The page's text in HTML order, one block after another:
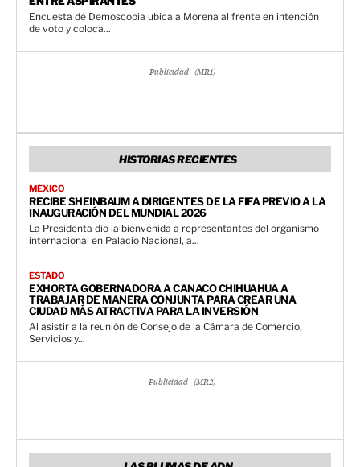
Encuesta de Demoscopia ubica a Morena al frente en intención
de voto y coloca...
- Publicidad - (MR1)
HISTORIAS RECIENTES
MÉXICO
RECIBE SHEINBAUM A DIRIGENTES DE LA FIFA PREVIO A LA
INAUGURACIÓN DEL MUNDIAL 2026
La Presidenta dio la bienvenida a representantes del organismo
internacional en Palacio Nacional, a...
ESTADO
EXHORTA GOBERNADORA A CANACO CHIHUAHUA A
TRABAJAR DE MANERA CONJUNTA PARA CREAR UNA
CIUDAD MÁS ATRACTIVA PARA LA INVERSIÓN
Al asistir a la reunión de Consejo de la Cámara de Comercio,
Servicios y...
- Publicidad - (MR2)